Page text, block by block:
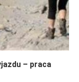
– praca